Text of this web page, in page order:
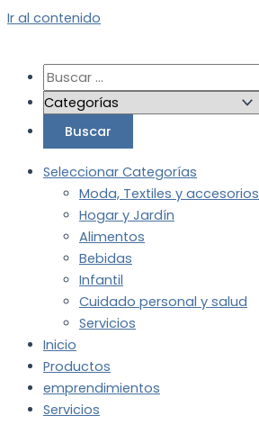
Ir al contenido
Seleccionar Categorías
Moda, Textiles y accesorios
Hogar y Jardín
Alimentos
Bebidas
Infantil
Cuidado personal y salud
Servicios
Inicio
Productos
emprendimientos
Servicios